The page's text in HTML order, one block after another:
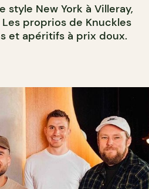
style New York à Villeray,
proprios de Knuckles
et apéritifs à prix doux.